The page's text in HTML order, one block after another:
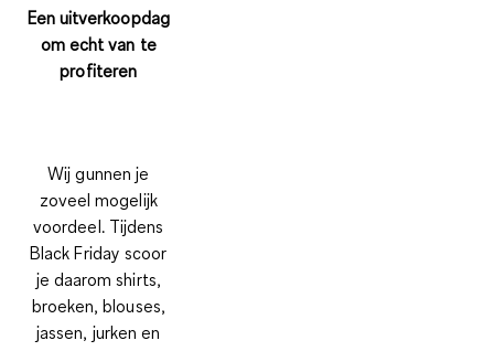
Een uitverkoopdag
om echt van te
profiteren
Wij gunnen je
zoveel mogelijk
voordeel. Tijdens
Black Friday scoor
je daarom shirts,
broeken, blouses,
jassen, jurken en